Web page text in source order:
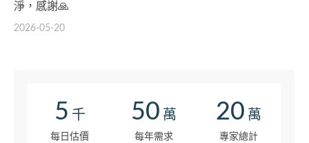
淨，感謝🙏
2026-05-20
5 千
每日估價
50 萬
每年需求
20 萬
專家總計